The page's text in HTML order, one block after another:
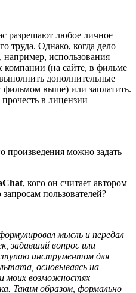
разрешают любое личное
труда. Однако, когда дело
использования
компании (на сайте, в фильме
дополнительные
выше) или заплатить.
в лицензии
произведения можно задать
, кого он считает автором
пользователей?
мысль и передал
задавший вопрос или
инструментом для
основываясь на
моих возможностях
Таким образом, формально